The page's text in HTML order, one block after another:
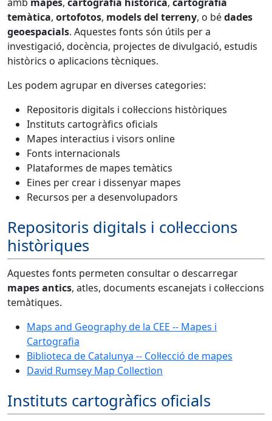
temàtica, ortofotos, models del terreny, o bédades
geoespacials. Aquestes fonts són útils per a
investigació, docència, projectes de divulgació, estudis
històrics o aplicacions tècniques.
Les podem agrupar en diverses categories:
Repositoris digitals i col·leccions històriques
Instituts cartogràfics oficials
Mapes interactius i visors online
Fonts internacionals
Plataformes de mapes temàtics
Eines per crear i dissenyar mapes
Recursos per a desenvolupadors
Repositoris digitals i col·leccions
històriques
Aquestes fonts permeten consultar o descarregar
mapes antics, atles, documents escanejats i col·leccions
temàtiques.
Maps and Geography de la CEE -- Mapes i
Cartografia
Biblioteca de Catalunya -- Col·lecció de mapes
David Rumsey Map Collection
Instituts cartogràfics oficials